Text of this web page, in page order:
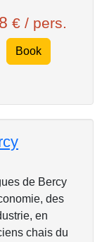
€ / pers.
Book
de Bercy
des
en
chais du